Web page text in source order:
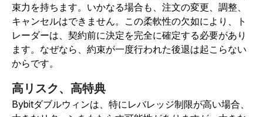
束力を持ちます。いかなる場合も、注文の変更、調整、
キャンセルはできません。この柔軟性の欠如により、ト
レーダーは、契約前に決定を完全に確定する必要があり
ます。なぜなら、約束が一度行われた後退は起こらない
からです。
高リスク、高特典
Bybitダブルウィンは、特にレバレッジ制限が高い場合、